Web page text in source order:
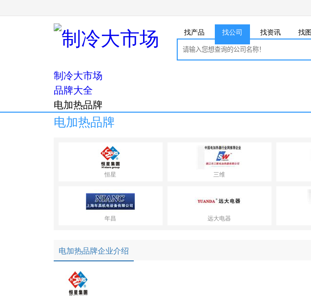
找产品 找公司 找资讯
找
制冷大市场
品牌大全
电加热品牌
电加热品牌
恒星 三维
年昌 远大电器
电加热品牌企业介绍